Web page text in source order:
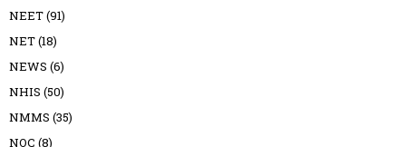
NEET(91)
NET(18)
NEWS (6)
NHIS (50)
NMMS (35)
NOC (8)